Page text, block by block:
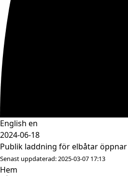
English en
2024-06-18
Publik laddning för elbåtar
Senast uppdaterad: 2025-03-07 17:13
Hem